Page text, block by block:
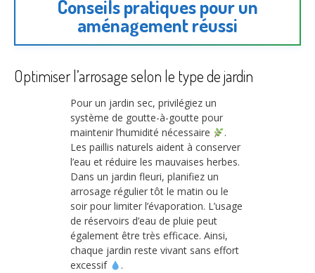
Conseils pratiques pour un
aménagement réussi
Optimiser l’arrosage selon le type de jardin
Pour un jardin sec, privilégiez un
système de goutte-à-goutte pour
maintenir l’humidité nécessaire
.
Les paillis naturels aident à conserver
l’eau et réduire les mauvaises herbes.
Dans un jardin fleuri, planifiez un
arrosage régulier tôt le matin ou le
soir pour limiter l’évaporation. L’usage
de réservoirs d’eau de pluie peut
également être très efficace. Ainsi,
chaque jardin reste vivant sans effort
excessif
.